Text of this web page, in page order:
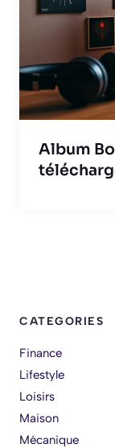
Album
CATEGORIES
Finance
Lifestyle
Loisirs
Maison
Mécanique